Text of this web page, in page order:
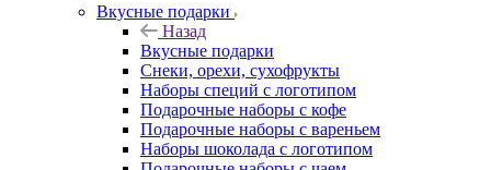
Вкусные подарки
Назад
Вкусные подарки
Снеки, орехи, сухофрукты
Наборы специй с логотипом
Подарочные наборы с кофе
Подарочные наборы с вареньем
Наборы шоколада с логотипом